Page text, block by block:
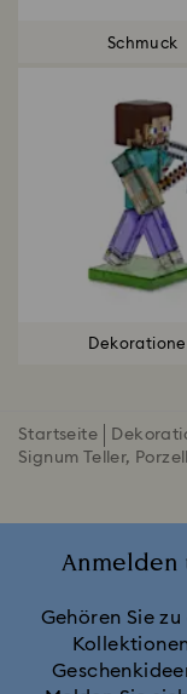
Schmuck
Startseite
Signum Teller,
Anmelden
Gehören Sie